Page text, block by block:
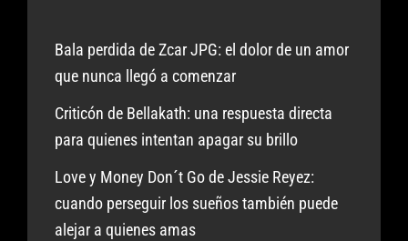
Bala perdida de Zcar JPG: el dolor de un amor
que nunca llegó a comenzar
Criticón de Bellakath: una respuesta directa
para quienes intentan apagar su brillo
Love y Money Don´t Go de Jessie Reyez:
cuando perseguir los sueños también puede
alejar a quienes amas